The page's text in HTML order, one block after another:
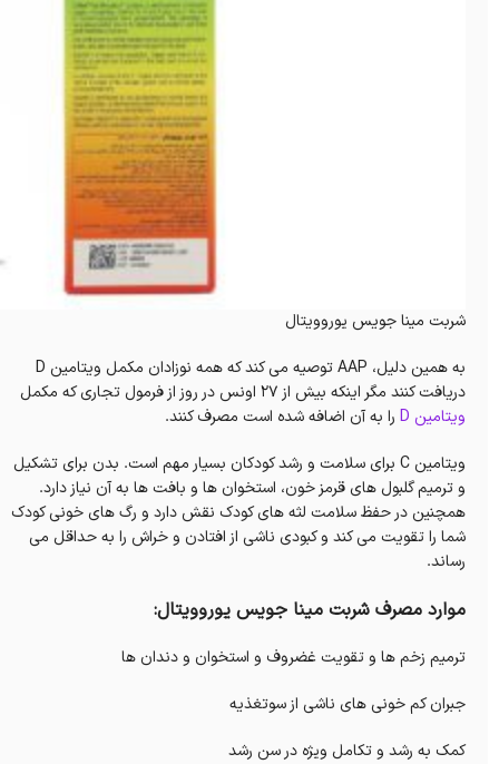
شربت مینا جویس یوروویتال
به همین دلیل، AAP توصیه می کند که همه نوزادان مکمل ویتامین D
دریافت کنند مگر اینکه بیش از 27 اونس در روز از فرمول تجاری که مکمل
ویتامین D
را به آن اضافه شده است مصرف کنند.
ویتامین C برای سلامت و رشد کودکان بسیار مهم است.
بدن برای تشکیل
و ترمیم گلبول های قرمز خون، استخوان ها و بافت ها به آن نیاز دارد.
همچنین در حفظ سلامت لثه های کودک نقش دارد و رگ های خونی کودک
شما را تقویت می کند و کبودی ناشی از افتادن و خراش را به حداقل می
رساند.
موارد مصرف شربت مینا جویس یوروویتال:
ترمیم زخم ها و تقویت غضروف و استخوان و دندان ها
جبران کم خونی های ناشی از سوتغذیه
کمک به رشد و تکامل ویژه در سن رشد